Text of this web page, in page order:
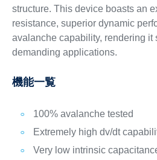
structure. This device boasts an
resistance, superior dynamic
avalanche capability, rendering it
demanding applications.
機能一覧
100% avalanche tested
Extremely high dv/dt
Very low intrinsic